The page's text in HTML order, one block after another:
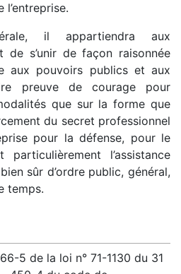
il appartiendra aux
de s’unir de façon raisonnée
aux pouvoirs publics et aux
preuve de courage pour
que sur la forme que
du secret professionnel
pour la défense, pour le
l’assistance
sûr d’ordre public, général,
temps.
5 de la loi n° 71-1130 du 31